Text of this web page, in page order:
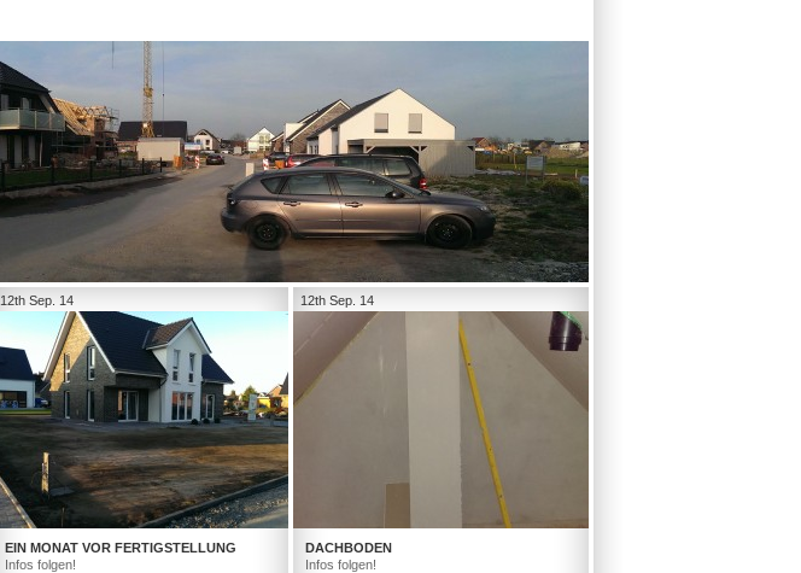
12th Sep. 14
EIN MONAT VOR FERTIGSTELLUNG
Infos folgen!
12th Sep. 14
DACHBODEN
Infos folgen!